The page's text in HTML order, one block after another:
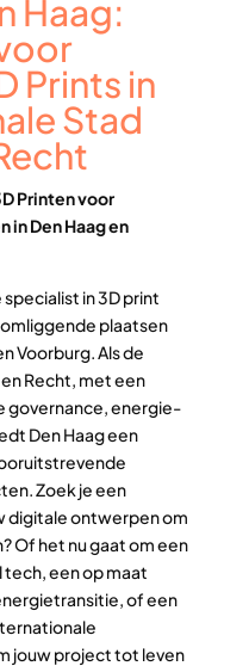
Haag:
Prints in
Stad
Printen voor
in Den Haag en
in 3D print
omliggende plaatsen
Voorburg. Als de
Recht, met een
governance, energie-
Den Haag een
Zoek je een
digitale ontwerpen om
Of het nu gaat om een
een op maat
of een
jouw project tot leven